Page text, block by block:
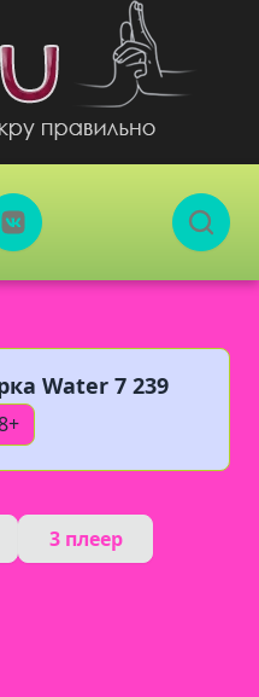
Water 7 239
3 плеер